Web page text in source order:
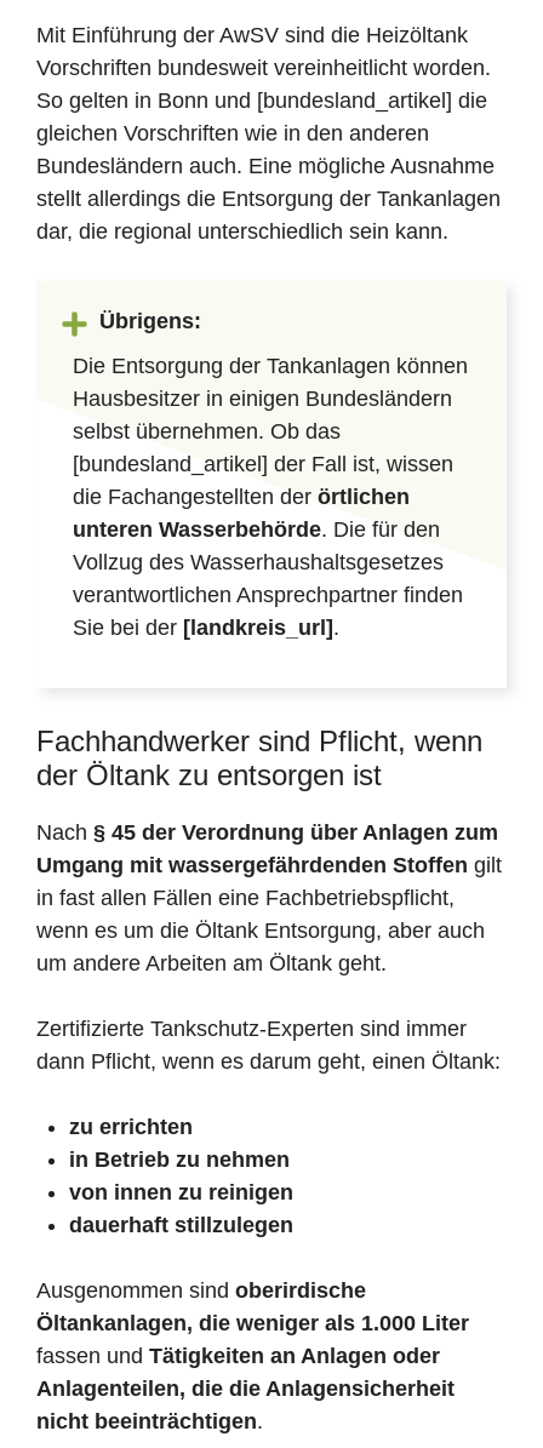
Mit Einführung der AwSV sind die Heizöltank
Vorschriften bundesweit vereinheitlicht worden.
So gelten in Bonn und [bundesland_artikel] die
gleichen Vorschriften wie in den anderen
Bundesländern auch. Eine mögliche Ausnahme
stellt allerdings die Entsorgung der Tankanlagen
dar, die regional unterschiedlich sein kann.
Übrigens:
Die Entsorgung der Tankanlagen können
Hausbesitzer in einigen Bundesländern
selbst übernehmen. Ob das
[bundesland_artikel] der Fall ist, wissen
die Fachangestellten der örtlichen
unteren Wasserbehörde. Die für den
Vollzug des Wasserhaushaltsgesetzes
verantwortlichen Ansprechpartner finden
Sie bei der [landkreis_url] .
Fachhandwerker sind Pflicht, wenn
der Öltank zu entsorgen ist
Nach § 45 der Verordnung über Anlagen zum
Umgang mit wassergefährdenden Stoffen gilt
in fast allen Fällen eine Fachbetriebspflicht,
wenn es um die Öltank Entsorgung, aber auch
um andere Arbeiten am Öltank geht.
Zertifizierte Tankschutz-Experten sind immer
dann Pflicht, wenn es darum geht, einen Öltank:
zu errichten
in Betrieb zu nehmen
von innen zu reinigen
dauerhaft stillzulegen
Ausgenommen sind oberirdische
Öltankanlagen, die weniger als 1.000 Liter
fassen und Tätigkeiten an Anlagen oder
Anlagenteilen, die die Anlagensicherheit
nicht beeinträchtigen.